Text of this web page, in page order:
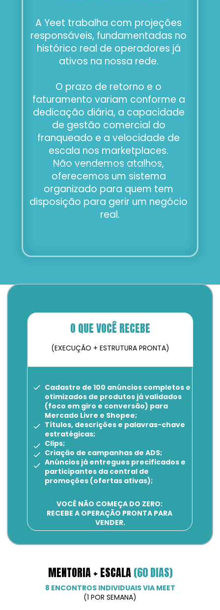
A Yeet trabalha com projeções
responsáveis, fundamentadas no
histórico real de operadores já
ativos na nossa rede.
O prazo de retorno e o
faturamento variam conforme a
dedicação diária, a capacidade
de gestão comercial do
franqueado e a velocidade de
escala nos marketplaces.
Não vendemos atalhos,
oferecemos um sistema
organizado para quem tem
disposição para gerir um negócio
real.
MENTORIA + ESCALA (60 DIAS)
O QUE VOCÊ RECEBE
8 ENCONTROS INDIVIDUAIS VIA MEET
(1 POR SEMANA)
(EXECUÇÃO + ESTRUTURA PRONTA)
Cadastro de 100 anúncios completos e
otimizados de produtos já validados
(foco em giro e conversão) para
Mercado Livre e Shopee;
Títulos, descrições e palavras-chave
estratégicas;
Clips;
Criação de campanhas de ADS;
Anúncios já entregues precificados e
participantes da central de
promoções (ofertas ativas);
VOCÊ NÃO COMEÇA DO ZERO:
RECEBE A OPERAÇÃO PRONTA PARA
VENDER.